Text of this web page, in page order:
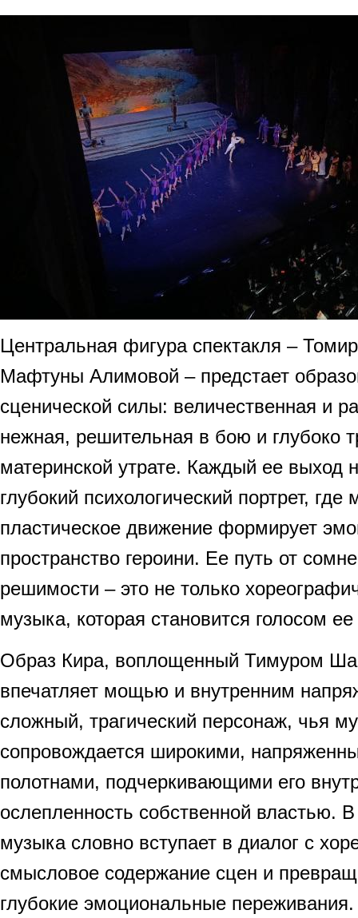
Центральная фигура спектакля –
Мафтуны Алимовой – предстает
сценической силы: величественная и
нежная, решительная в бою и глубоко
материнской утрате. Каждый ее выход
глубокий психологический портрет, где
пластическое движение формирует
пространство героини. Ее путь от
решимости – это не только
музыка, которая становится голосом
Образ Кира, воплощенный Тимуром
впечатляет мощью и внутренним
сложный, трагический персонаж, чья
сопровождается широкими,
полотнами, подчеркивающими его
ослепленность собственной властью.
музыка словно вступает в диалог с
смысловое содержание сцен и
глубокие эмоциональные переживания.